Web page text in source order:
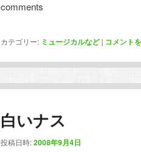
comments
カテゴリー: ミュージカルなど | コメント
白いナス
投稿日時:2008年9月4日